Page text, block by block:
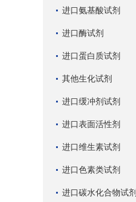
进口氨基酸试剂
进口酶试剂
进口蛋白质试剂
其他生化试剂
进口缓冲剂试剂
进口表面活性剂
进口维生素试剂
进口色素类试剂
进口碳水化合物试剂